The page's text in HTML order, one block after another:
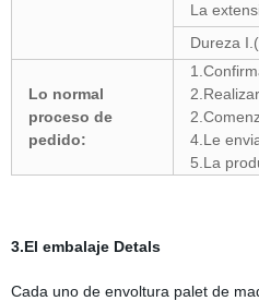
La
Dureza
Lo normal
proceso de
pedido:
4.Le
5.La
3.El embalaje Detals
Cada uno de envoltura palet de